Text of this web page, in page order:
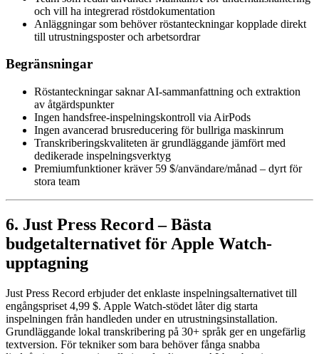
och vill ha integrerad röstdokumentation
Anläggningar som behöver röstanteckningar kopplade direkt
till utrustningsposter och arbetsordrar
Begränsningar
Röstanteckningar saknar AI-sammanfattning och extraktion
av åtgärdspunkter
Ingen handsfree-inspelningskontroll via AirPods
Ingen avancerad brusreducering för bullriga maskinrum
Transkriberingskvaliteten är grundläggande jämfört med
dedikerade inspelningsverktyg
Premiumfunktioner kräver 59 $/användare/månad – dyrt för
stora team
6. Just Press Record – Bästa
budgetalternativet för Apple Watch-
upptagning
Just Press Record erbjuder det enklaste inspelningsalternativet till
engångspriset 4,99 $. Apple Watch-stödet låter dig starta
inspelningen från handleden under en utrustningsinstallation.
Grundläggande lokal transkribering på 30+ språk ger en ungefärlig
textversion. För tekniker som bara behöver fånga snabba